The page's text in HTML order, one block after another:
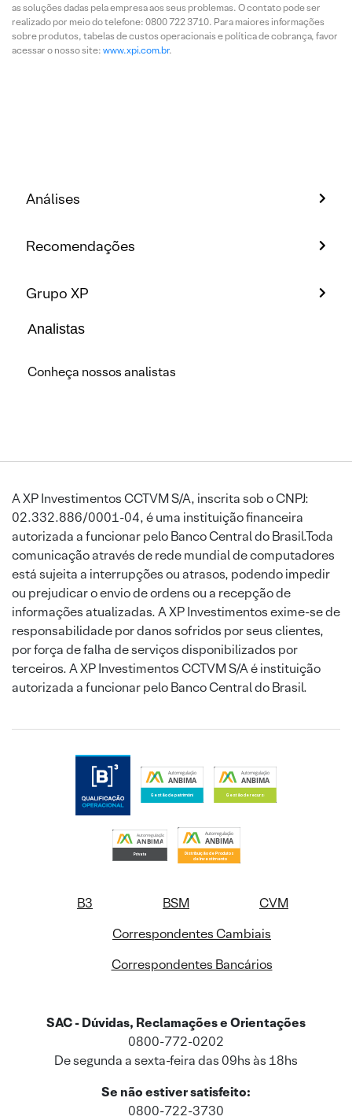
as soluções dadas pela empresa aos seus problemas. O contato pode ser
realizado por meio do telefone: 0800 722 3710. Para maiores informações
sobre produtos, tabelas de custos operacionais e política de cobrança, favor
acessar o nosso site: www.xpi.com.br.
Análises
Recomendações
Grupo XP
Analistas
Conheça nossos analistas
A XP Investimentos CCTVM S/A, inscrita sob o CNPJ:
02.332.886/0001-04, é uma instituição financeira
autorizada a funcionar pelo Banco Central do Brasil.Toda
comunicação através de rede mundial de computadores
está sujeita a interrupções ou atrasos, podendo impedir
ou prejudicar o envio de ordens ou a recepção de
informações atualizadas. A XP Investimentos exime-se de
responsabilidade por danos sofridos por seus clientes,
por força de falha de serviços disponibilizados por
terceiros. A XP Investimentos CCTVM S/A é instituição
autorizada a funcionar pelo Banco Central do Brasil.
B3 BSM
CVM
Correspondentes Cambiais
Correspondentes Bancários
SAC - Dúvidas, Reclamações e Orientações
0800-772-0202
De segunda a sexta-feira das 09hs às 18hs
Se não estiver satisfeito:
0800-722-3730